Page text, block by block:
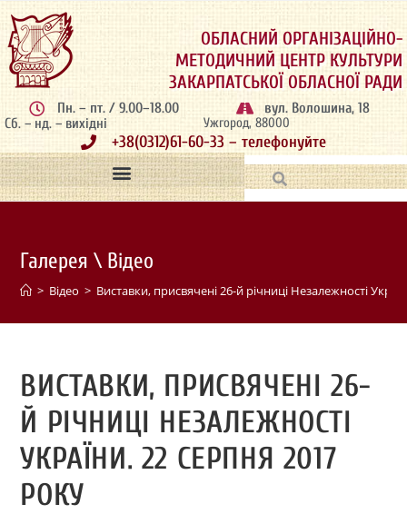
ОБЛАСНИЙ ОРГАНІЗАЦІЙНО-
МЕТОДИЧНИЙ ЦЕНТР КУЛЬТУРИ
ЗАКАРПАТСЬКОЇ ОБЛАСНОЇ РАДИ
Пн. – пт. / 9.00–18.00
Сб. – нд. – вихідні
вул. Волошина, 18
Ужгород, 88000
+38(0312)61-60-33 – телефонуйте
Галерея \ Відео
> Відео > Виставки, присвячені 26-й річниці Незалежності
ВИСТАВКИ, ПРИСВЯЧЕНІ 26-
Й РІЧНИЦІ НЕЗАЛЕЖНОСТІ
УКРАЇНИ. 22 СЕРПНЯ 2017
РОКУ